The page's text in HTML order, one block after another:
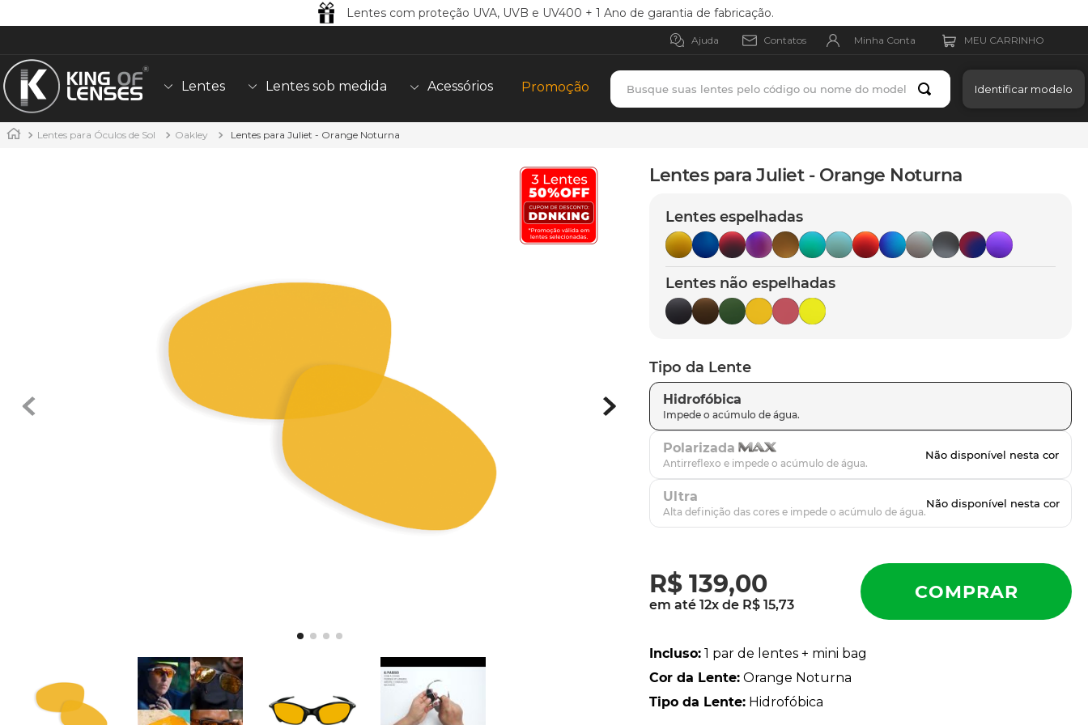
Lentes com proteção UVA, UVB e UV400 + 1 Ano de garantia de fabricação.
Ajuda Contatos Minha Conta
Lentes Lentes sob medida Acessórios Promoção
Busque suas lentes pelo código ou nome do modelo
Identificar modelo
Lentes para Óculos de Sol Oakley Lentes para Juliet - Orange Noturna
Lentes para Juliet - Orange Noturna
Lentes espelhadas
Lentes não espelhadas
Tipo da Lente
Hidrofóbica
Polarizada
Ultra
R$ 139,00
em até12x de R$ 15,73
Incluso: 1 par de lentes + mini bag
Cor da Lente: Orange Noturna
Tipo da Lente: Hidrofóbica
9
gascan